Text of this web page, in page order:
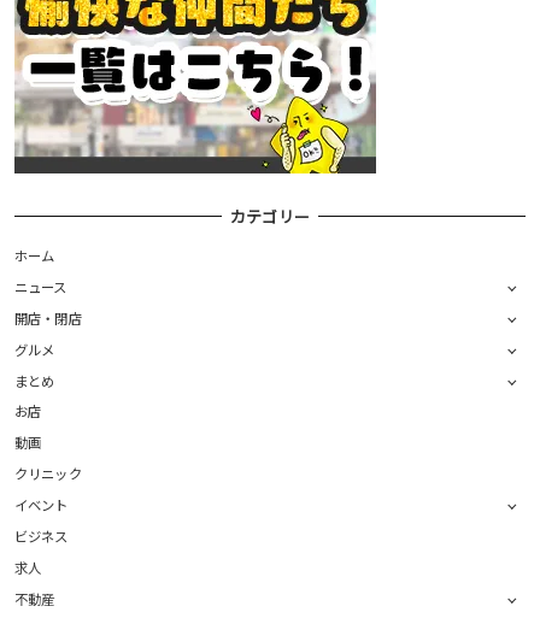
カテゴリー
ホーム
ニュース
開店・閉店
グルメ
まとめ
お店
動画
クリニック
イベント
ビジネス
求人
不動産